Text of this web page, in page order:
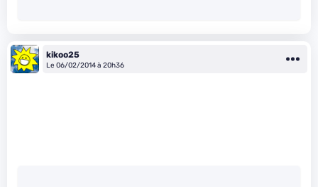
kikoo25
Le 06/02/2014 à 20h36